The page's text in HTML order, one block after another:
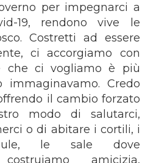
per impegnarci a
19, rendono vive le
Costretti ad essere
ci accorgiamo con
che ci vogliamo è più
Credo
il cambio forzato
modo di salutarci,
o di abitare i cortili, i
le sale dove
amicizia,